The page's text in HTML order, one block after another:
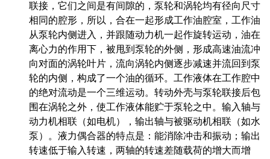
联接，它们之间是有间隙的，泵轮和涡轮均有径向尺寸
相同的腔形，所以，合在一起形成工作油腔室，工作油
从泵轮内侧进入，并跟随动力机一起作旋转运动，油在
离心力的作用下，被甩到泵轮的外侧，形成高速油流冲
向对面的涡轮叶片，流向涡轮内侧逐步减速并流回到泵
轮的内侧，构成了一个油的循环。工作液体在工作腔中
的绝对流动是一个三维运动。转动外壳与泵轮联接后包
围在涡轮之外，使工作液体能贮于泵轮之中。输入轴与
动力机相联（如电机），输出轴与被驱动机相联（如水
泵）。液力偶合器的特点是：能消除冲击和振动；输出
转速低于输入转速，两轴的转速差随载荷的增大而增